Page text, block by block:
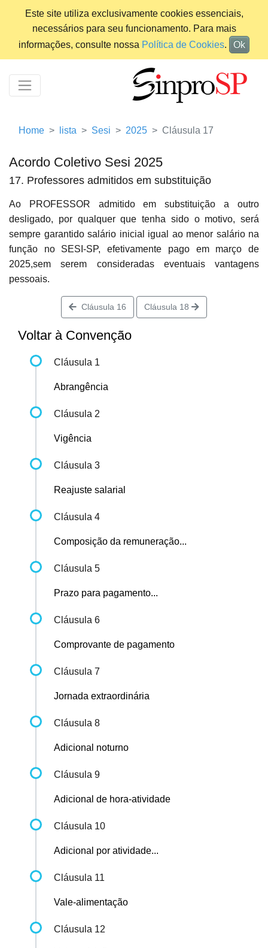
Este site utiliza exclusivamente cookies essenciais,
necessários para seu funcionamento. Para mais
informações, consulte nossa Política de Cookies. Ok
Home lista Sesi 2025 Cláusula 17
Acordo Coletivo Sesi 2025
17. Professores admitidos em substituição
Ao PROFESSOR admitido em substituição a outro
desligado, por qualquer que tenha sido o motivo, será
sempre garantido salário inicial igual ao menor salário na
função no SESI-SP, efetivamente pago em março de
2025,sem serem consideradas eventuais vantagens
pessoais.
Cláusula 16 Cláusula 18
Voltar à Convenção
Cláusula 1
Abrangência
Cláusula 2
Vigência
Cláusula 3
Reajuste salarial
Cláusula 4
Composição da remuneração...
Cláusula 5
Prazo para pagamento...
Cláusula 6
Comprovante de pagamento
Cláusula 7
Jornada extraordinária
Cláusula 8
Adicional noturno
Cláusula 9
Adicional de hora-atividade
Cláusula 10
Adicional por atividade...
Cláusula 11
Vale-alimentação
Cláusula 12